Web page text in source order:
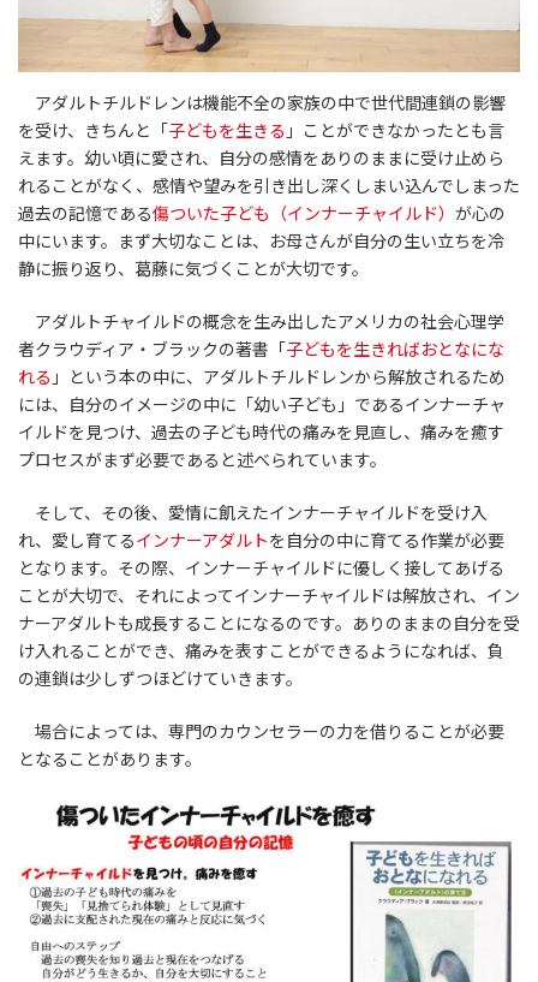
アダルトチルドレンは機能不全の家族の中で世代間連鎖の影響
を受け、きちんと「子どもを生きる 」ことができなかったとも言
えます。幼い頃に愛され、自分の感情をありのままに受け止めら
れることがなく、感情や望みを引き出し深くしまい込んでしまった
過去の記憶である傷ついた子ども（インナーチャイルド） が心の
中にいます。まず大切なことは、お母さんが自分の生い立ちを冷
静に振り返り、葛藤に気づくことが大切です。
アダルトチャイルドの概念を生み出したアメリカの社会心理学
者クラウディア・ブラックの著書「子どもを生きればおとなにな
れる 」という本の中に、アダルトチルドレンから解放されるため
には、自分のイメージの中に「幼い子ども」であるインナーチャ
イルドを見つけ、過去の子ども時代の痛みを見直し、痛みを癒す
プロセスがまず必要であると述べられています。
そして、その後、愛情に飢えたインナーチャイルドを受け入
れ、愛し育てるインナーアダルトを自分の中に育てる作業が必要
となります。その際、インナーチャイルドに優しく接してあげる
ことが大切で、それによってインナーチャイルドは解放され、イン
ナーアダルトも成長することになるのです。ありのままの自分を受
け入れることができ、痛みを表すことができるようになれば、負
の連鎖は少しずつほどけていきます。
場合によっては、専門のカウンセラーの力を借りることが必要
となることがあります。